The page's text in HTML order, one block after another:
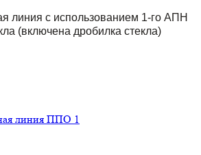
линия с использованием 1-го АПН
(включена дробилка стекла)